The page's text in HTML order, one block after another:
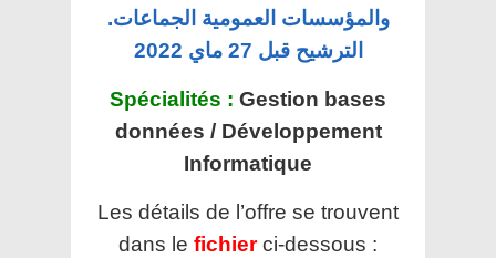
والمؤسسات العمومية الجماعات.
الترشيح قبل 27 ماي 2022
Spécialités : Gestion bases
données / Développement
Informatique
Les détails de l’offre se trouvent
dans le fichier ci-dessous :